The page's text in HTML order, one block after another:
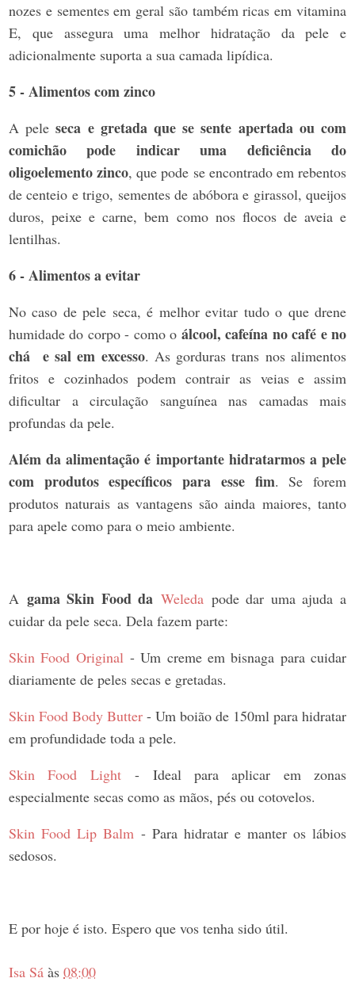
nozes e sementes em geral são também ricas em vitamina
E, que assegura uma melhor hidratação da pele e
adicionalmente suporta a sua camada lipídica.
5 - Alimentos com zinco
A peleseca e gretada que se sente apertada ou com
comichão pode indicar uma deficiência do
oligoelemento zinco, que pode se encontrado em rebentos
de centeio e trigo, sementes de abóbora e girassol, queijos
duros, peixe e carne, bem como nos flocos de aveia e
lentilhas.
6 - Alimentos a evitar
No caso de pele seca, é melhor evitar tudo o que drene
humidade do corpo - como o álcool, cafeína no café e no
chá e sal em excesso. As gorduras trans nos alimentos
fritos e cozinhados podem contrair as veias e assim
dificultar a circulação sanguínea nas camadas mais
profundas da pele.
Além da alimentação é importante hidratarmos a pele
com produtos específicos para esse fim. Se forem
produtos naturais as vantagens são ainda maiores, tanto
para apele como para o meio ambiente.
A gama Skin Food daWeleda pode dar uma ajuda a
cuidar da pele seca. Dela fazem parte:
Skin Food Original- Um creme em bisnaga para cuidar
diariamente de peles secas e gretadas.
Skin Food Body Butter - Um boião de 150ml para hidratar
em profundidade toda a pele.
Skin Food Light- Ideal para aplicar em zonas
especialmente secas como as mãos, pés ou cotovelos.
Skin Food Lip Balm - Para hidratar e manter os lábios
sedosos.
E por hoje é isto. Espero que vos tenha sido útil.
Isa Sá às 08:00